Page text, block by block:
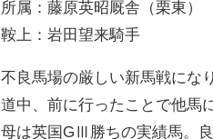
所属：藤原英昭厩舎（栗東）
鞍上：岩田望来騎手
不良馬場の厳しい新馬戦にな
道中、前に行ったことで他馬
母は英国GⅢ勝ちの実績馬。